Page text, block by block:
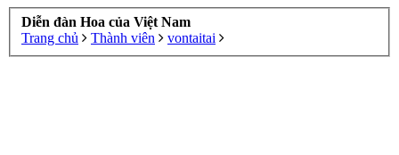
Diễn đàn Hoa của Việt Nam
Trang chủ
Thành viên vontaitai